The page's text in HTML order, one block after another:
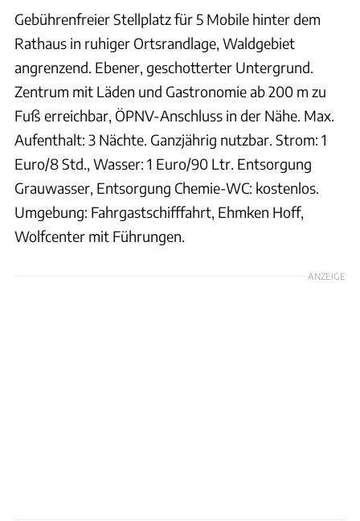
Gebührenfreier Stellplatz für 5 Mobile hinter dem
Rathaus in ruhiger Ortsrandlage, Waldgebiet
angrenzend. Ebener, geschotterter Untergrund.
Zentrum mit Läden und Gastronomie ab 200 m zu
Fuß erreichbar, ÖPNV-Anschluss in der Nähe. Max.
Aufenthalt: 3 Nächte. Ganzjährig nutzbar. Strom: 1
Euro/8 Std., Wasser: 1 Euro/90 Ltr. Entsorgung
Grauwasser, Entsorgung Chemie-WC: kostenlos.
Umgebung: Fahrgastschifffahrt, Ehmken Hoff,
Wolfcenter mit Führungen.
ANZEIGE